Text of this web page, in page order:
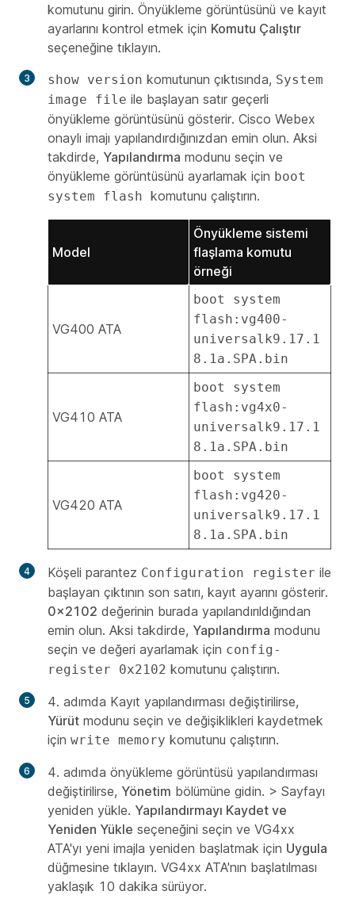
komutunu girin. Önyükleme görüntüsünü ve kayıt
ayarlarını kontrol etmek için Komutu Çalıştır
seçeneğine tıklayın.
show version komutunun çıktısında, System
image file ile başlayan satır geçerli
önyükleme görüntüsünü gösterir. Cisco Webex
onaylı imajı yapılandırdığınızdan emin olun. Aksi
takdirde, Yapılandırma modunu seçin ve
önyükleme görüntüsünü ayarlamak için boot
system flash komutunu çalıştırın.
Model
Önyükleme sistemi
flaşlama komutu
örneği
VG400 ATA
boot system
flash:vg400-
universalk9.17.1
8.1a.SPA.bin
VG410 ATA
boot system
flash:vg4x0-
universalk9.17.1
8.1a.SPA.bin
VG420 ATA
boot system
flash:vg420-
universalk9.17.1
8.1a.SPA.bin
Köşeli parantez Configuration register ile
başlayan çıktının son satırı, kayıt ayarını gösterir.
0x2102 değerinin burada yapılandırıldığından
emin olun. Aksi takdirde, Yapılandırma modunu
seçin ve değeri ayarlamak için config-
register 0x2102 komutunu çalıştırın.
4. adımda Kayıt yapılandırması değiştirilirse,
Yürüt modunu seçin ve değişiklikleri kaydetmek
için write memory komutunu çalıştırın.
4. adımda önyükleme görüntüsü yapılandırması
değiştirilirse, Yönetim bölümüne gidin. > Sayfayı
yeniden yükle. Yapılandırmayı Kaydet ve
Yeniden Yükle seçeneğini seçin ve VG4xx
ATA'yı yeni imajla yeniden başlatmak için Uygula
düğmesine tıklayın. VG4xx ATA'nın başlatılması
yaklaşık 10 dakika sürüyor.